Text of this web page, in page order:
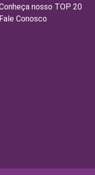
nosso TOP 20
Fale Conosco